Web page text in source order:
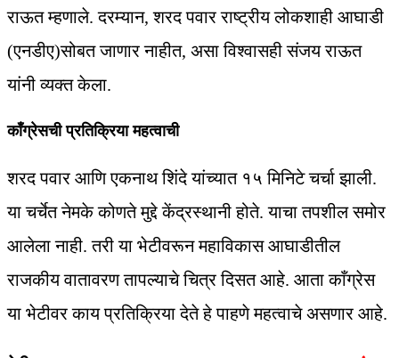
राऊत म्हणाले. दरम्यान, शरद पवार राष्ट्रीय लोकशाही आघाडी
(एनडीए)सोबत जाणार नाहीत, असा विश्वासही संजय राऊत
यांनी व्यक्त केला.
काँग्रेसची प्रतिक्रिया महत्वाची
शरद पवार आणि एकनाथ शिंदे यांच्यात १५ मिनिटे चर्चा झाली.
या चर्चेत नेमके कोणते मुद्दे केंद्रस्थानी होते. याचा तपशील समोर
आलेला नाही. तरी या भेटीवरून महाविकास आघाडीतील
राजकीय वातावरण तापल्याचे चित्र दिसत आहे. आता काँग्रेस
या भेटीवर काय प्रतिक्रिया देते हे पाहणे महत्वाचे असणार आहे.